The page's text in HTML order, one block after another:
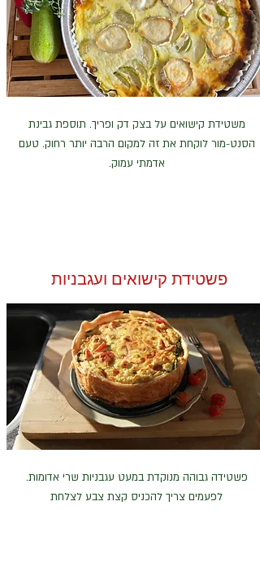
משטידת קישואים על בצק דק ופריך. תוספת גבינת
הסנט-מור לוקחת את זה למקום הרבה יותר רחוק. טעם
אדמתי עמוק.
פשטידת קישואים ועגבניות
פשטידה גבוהה מנוקדת במעט עגבניות שרי אדומות.
לפעמים צריך להכניס קצת צבע לצלחת